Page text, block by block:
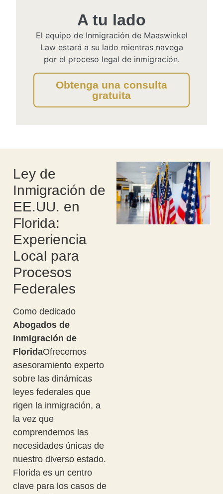
A tu lado
El equipo de Inmigración de Maaswinkel
Law estará a su lado mientras navega
por el proceso legal de inmigración.
Obtenga una consulta
gratuita
Ley de
Inmigración de
EE.UU. en
Florida:
Experiencia
Local para
Procesos
Federales
Como dedicado
Abogados de
inmigración de
FloridaOfrecemos
asesoramiento experto
sobre las dinámicas
leyes federales que
rigen la inmigración, a
la vez que
comprendemos las
necesidades únicas de
nuestro diverso estado.
Florida es un centro
clave para los casos de